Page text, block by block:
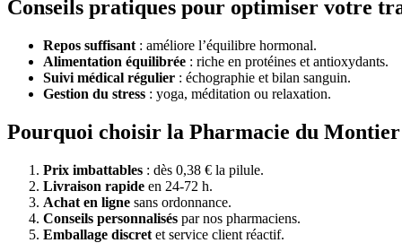
Conseils pratiques pour optimiser votre
Repos suffisant : améliore l’équilibre hormonal.
Alimentation équilibrée : riche en protéines et antioxydants.
Suivi médical régulier : échographie et bilan sanguin.
Gestion du stress : yoga, méditation ou relaxation.
Pourquoi choisir la Pharmacie du Montier
Prix imbattables : dès 0,38 € la pilule.
Livraison rapide en 24-72 h.
Achat en ligne sans ordonnance.
Conseils personnalisés par nos pharmaciens.
Emballage discret et service client réactif.